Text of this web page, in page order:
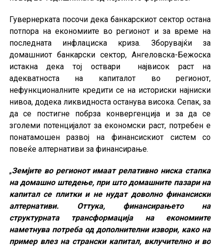
Гувернерката посочи дека банкарскиот сектор остана
потпора на економиите во регионот и за време на
последната инфлациска криза. Зборувајќи за
домашниот банкарски сектор, Ангеловска-Бежоска
истакна дека тој оствари највисок раст на
адекватноста на капиталот во регионот,
нефункционалните кредити се на историски најниски
нивоа, додека ликвидноста останува висока. Сепак, за
да се постигне побрза конвергенција и за да се
зголеми потенцијалот за економски раст, потребен е
понатамошен развој на финансискиот систем со
повеќе алтернативи за финансирање.
„Земјите во регионот имаат релативно ниска стапка
на домашно штедење, при што домашните пазари на
капитал се плитки и не нудат доволно финансиски
алтернативи. Оттука, финансирањето на
структурната трансформација на економиите
наметнува потреба од дополнителни извори, како на
пример влез на странски капитал, вклучително и во